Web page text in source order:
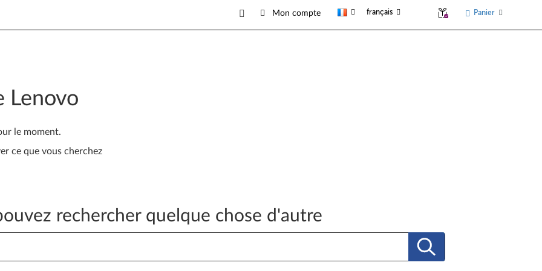
Mon compte français Panier
Lenovo
le moment.
ce que vous cherchez
rechercher quelque chose d'autre